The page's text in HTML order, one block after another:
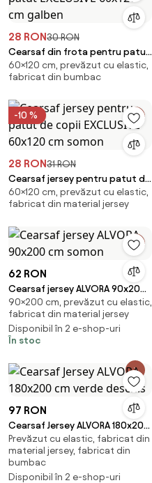
28 RON30 RON
Cearsaf din frota pentru patut
EXCLUSIVE 60x120 cm galben
60×120 cm, prevăzut cu elastic,
fabricat din bumbac
-10 %
28 RON31 RON
Cearsaf jersey pentru patut de
copii EXCLUSIVE 60x120 cm
somon
60×120 cm, prevăzut cu elastic,
fabricat din material jersey
62 RON
Cearsaf jersey ALVORA 90x200
cm somon
90×200 cm, prevăzut cu elastic,
fabricat din material jersey
Disponibil în 2 e-shop-uri
În stoc
97 RON
Cearsaf Jersey ALVORA 180x200
cm verde deschis
Prevăzut cu elastic, fabricat din
material jersey, fabricat din
bumbac
Disponibil în 2 e-shop-uri